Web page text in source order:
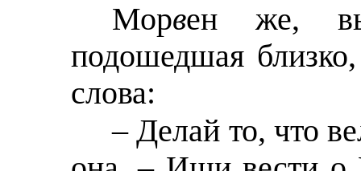
Морвен же,
подошедшая
слова:
– Делай то, что